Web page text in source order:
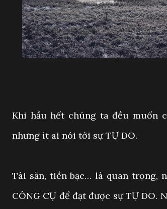
Khi hầu hết chúng ta đều muốn
nhưng ít ai nói tới sự TỰ DO.
Tài sản, tiền bạc… là quan trọng,
CÔNG CỤ để đạt được sự TỰ DO.